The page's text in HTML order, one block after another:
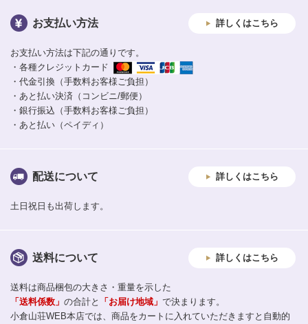
お支払い方法 詳しくはこちら
お支払い方法は下記の通りです。
・各種クレジットカード
・代金引換（手数料お客様ご負担）
・あと払い決済（コンビニ/郵便）
・銀行振込（手数料お客様ご負担）
・あと払い（ペイディ）
配送について 詳しくはこちら
土日祝日も出荷します。
送料について 詳しくはこちら
送料は商品梱包の大きさ・重量を示した
「送料係数」 の合計と 「お届け地域」 で決まります。
小倉山荘WEB本店では、商品をカートに入れていただきますと自動的